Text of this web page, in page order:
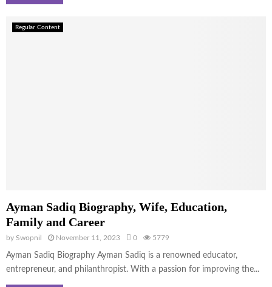
Regular Content
Ayman Sadiq Biography, Wife, Education,
Family and Career
by Swopnil November 11, 2023 0 5779
Ayman Sadiq Biography Ayman Sadiq is a renowned educator,
entrepreneur, and philanthropist. With a passion for improving the...